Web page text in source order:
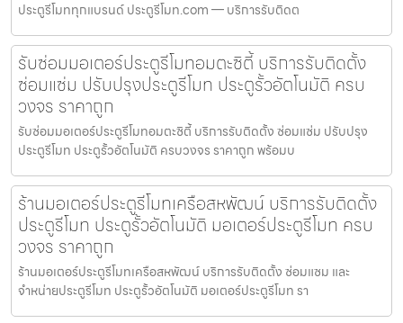
ประตูรีโมททุกแบรนด์ ประตูรีโมท.com — บริการรับติดต
รับซ่อมมอเตอร์ประตูรีโมทอมตะซิตี้ บริการรับติดตั้ง
ซ่อมแซ่ม ปรับปรุงประตูรีโมท ประตูรั้วอัตโนมัติ ครบ
วงจร ราคาถูก
รับซ่อมมอเตอร์ประตูรีโมทอมตะซิตี้ บริการรับติดตั้ง ซ่อมแซ่ม ปรับปรุง
ประตูรีโมท ประตูรั้วอัตโนมัติ ครบวงจร ราคาถูก พร้อมบ
ร้านมอเตอร์ประตูรีโมทเครือสหพัฒน์ บริการรับติดตั้ง
ประตูรีโมท ประตูรั้วอัตโนมัติ มอเตอร์ประตูรีโมท ครบ
วงจร ราคาถูก
ร้านมอเตอร์ประตูรีโมทเครือสหพัฒน์ บริการรับติดตั้ง ซ่อมแซม และ
จำหน่ายประตูรีโมท ประตูรั้วอัตโนมัติ มอเตอร์ประตูรีโมท รา